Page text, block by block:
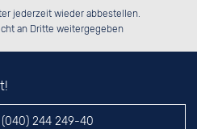
Bitte tragen Sie die Zahl in
das nebenstehende Feld ein.
jederzeit wieder abbestellen.
an Dritte weitergegeben
(040) 244 249-40